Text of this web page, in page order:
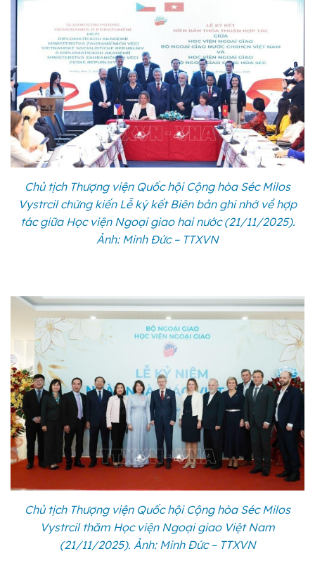
Chủ tịch Thượng viện Quốc hội Cộng hòa Séc Milos
Vystrcil chứng kiến Lễ ký kết Biên bản ghi nhớ về hợp
tác giữa Học viện Ngoại giao hai nước (21/11/2025).
Ảnh: Minh Đức – TTXVN
Chủ tịch Thượng viện Quốc hội Cộng hòa Séc Milos
Vystrcil thăm Học viện Ngoại giao Việt Nam
(21/11/2025). Ảnh: Minh Đức – TTXVN